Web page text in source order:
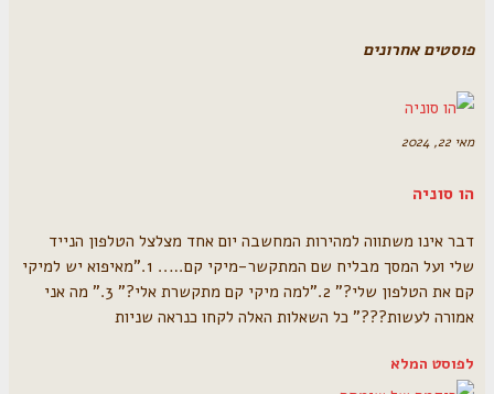
פוסטים אחרונים
מאי 22, 2024
הו סוניה
דבר אינו משתווה למהירות המחשבה יום אחד מצלצל הטלפון הנייד
שלי ועל המסך מבליח שם המתקשר-מיקי קם….. 1."מאיפוא יש למיקי
קם את הטלפון שלי?" 2."למה מיקי קם מתקשרת אלי?" 3." מה אני
אמורה לעשות???" כל השאלות האלה לקחו כנראה שניות
לפוסט המלא